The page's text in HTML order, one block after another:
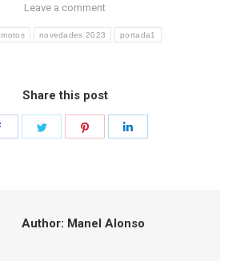
Leave a comment
motos novedades 2023 portada1
Share this post
Author: Manel Alonso